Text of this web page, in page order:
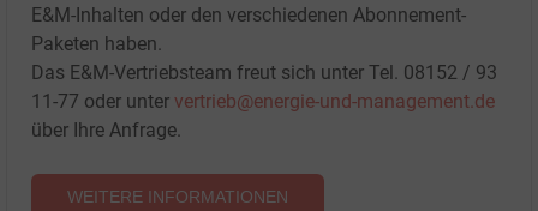
E&M-Inhalten oder den verschiedenen Abonnement-
Paketen haben.
Das E&M-Vertriebsteam freut sich unter Tel. 08152 / 93
11-77 oder unter vertrieb@energie-und-management.de
über Ihre Anfrage.
WEITERE INFORMATIONEN